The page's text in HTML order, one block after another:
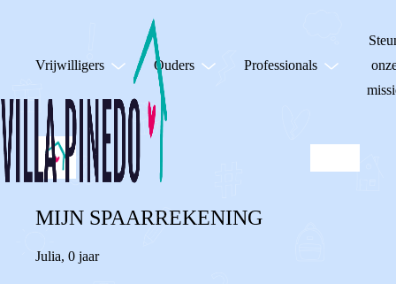
Vrijwilligers Ouders Professionals
MIJN SPAARREKENING
Julia, 0 jaar